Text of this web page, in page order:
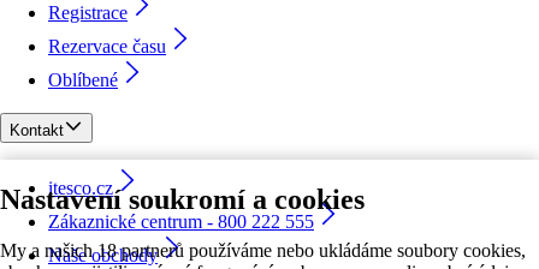
Nastavení soukromí a cookies
My a našich 18 partnerů používáme nebo ukládáme soubory cookies,
Registrace
Rezervace času
Oblíbené
Kontakt
itesco.cz
Zákaznické centrum - 800 222 555
Naše obchody